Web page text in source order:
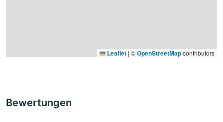
Leaflet | ©OpenStreetMapcontributors
Bewertungen